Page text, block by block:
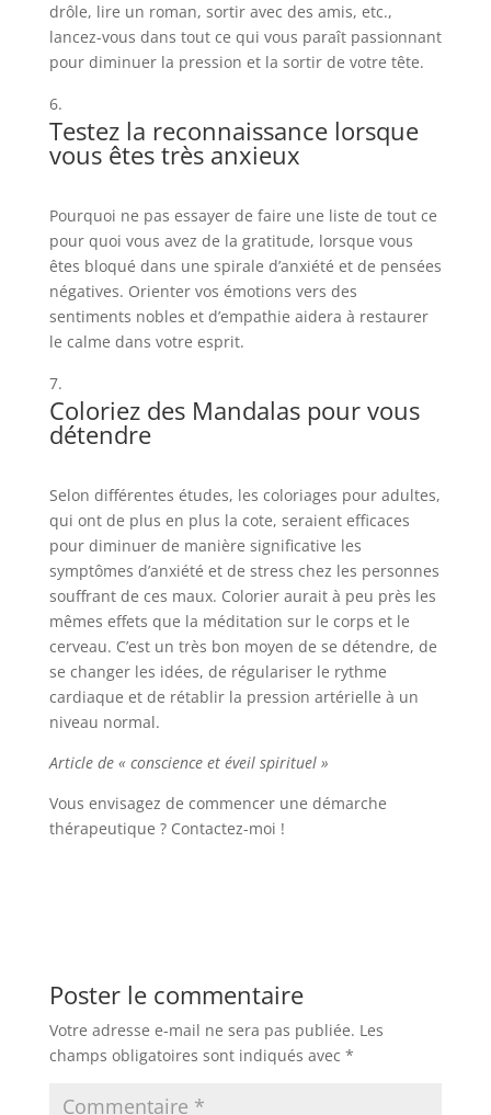
drôle, lire un roman, sortir avec des amis, etc.,
lancez-vous dans tout ce qui vous paraît passionnant
pour diminuer la pression et la sortir de votre tête.
Testez la reconnaissance lorsque
vous êtes très anxieux
Pourquoi ne pas essayer de faire une liste de tout ce
pour quoi vous avez de la gratitude, lorsque vous
êtes bloqué dans une spirale d’anxiété et de pensées
négatives. Orienter vos émotions vers des
sentiments nobles et d’empathie aidera à restaurer
le calme dans votre esprit.
Coloriez des Mandalas pour vous
détendre
Selon différentes études, les coloriages pour adultes,
qui ont de plus en plus la cote, seraient efficaces
pour diminuer de manière significative les
symptômes d’anxiété et de stress chez les personnes
souffrant de ces maux. Colorier aurait à peu près les
mêmes effets que la méditation sur le corps et le
cerveau. C’est un très bon moyen de se détendre, de
se changer les idées, de régulariser le rythme
cardiaque et de rétablir la pression artérielle à un
niveau normal.
Article de « conscience et éveil spirituel »
Vous envisagez de commencer une démarche
thérapeutique ? Contactez-moi !
Poster le commentaire
Votre adresse e-mail ne sera pas publiée. Les
champs obligatoires sont indiqués avec *